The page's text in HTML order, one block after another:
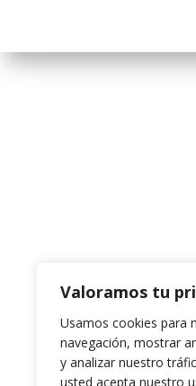
Valoramos tu
Usamos cookies para
navegación, mostrar
y analizar nuestro
usted acepta nuestro